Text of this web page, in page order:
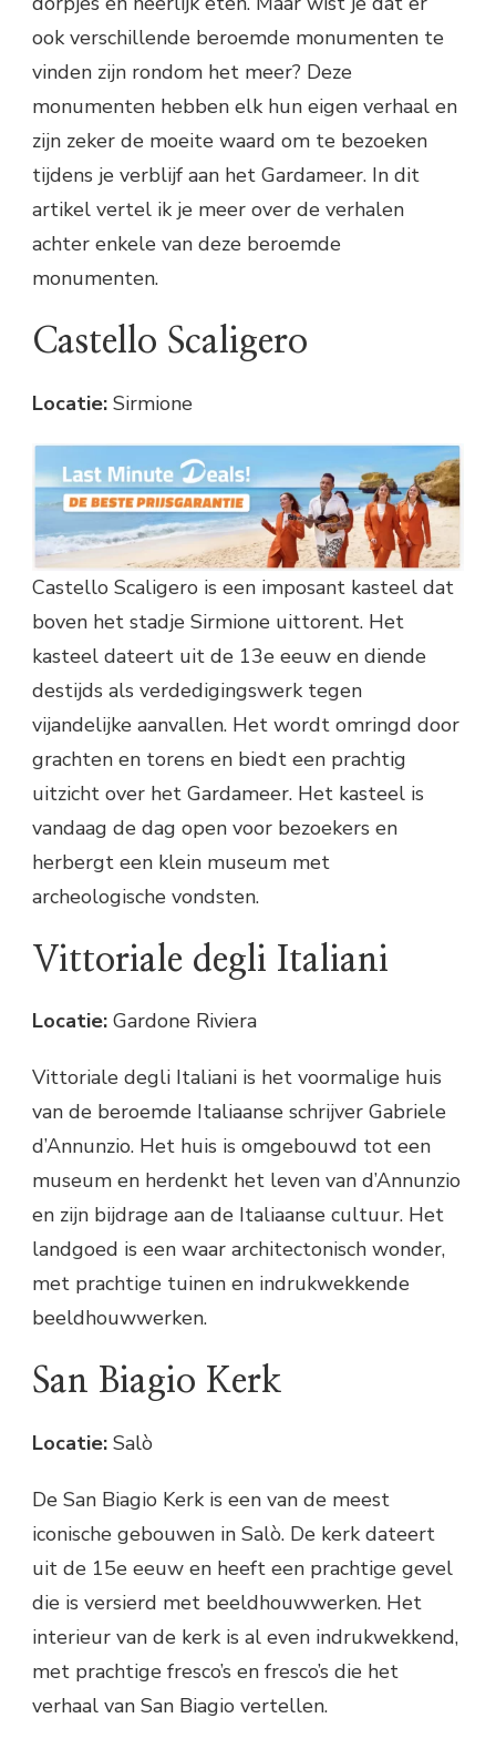
ook verschillende beroemde monumenten te
vinden zijn rondom het meer? Deze
monumenten hebben elk hun eigen verhaal en
zijn zeker de moeite waard om te bezoeken
tijdens je verblijf aan het Gardameer. In dit
artikel vertel ik je meer over de verhalen
achter enkele van deze beroemde
monumenten.
Castello Scaligero
Locatie: Sirmione
Castello Scaligero is een imposant kasteel dat
boven het stadje Sirmione uittorent. Het
kasteel dateert uit de 13e eeuw en diende
destijds als verdedigingswerk tegen
vijandelijke aanvallen. Het wordt omringd door
grachten en torens en biedt een prachtig
uitzicht over het Gardameer. Het kasteel is
vandaag de dag open voor bezoekers en
herbergt een klein museum met
archeologische vondsten.
Vittoriale degli Italiani
Locatie: Gardone Riviera
Vittoriale degli Italiani is het voormalige huis
van de beroemde Italiaanse schrijver Gabriele
d’Annunzio. Het huis is omgebouwd tot een
museum en herdenkt het leven van d’Annunzio
en zijn bijdrage aan de Italiaanse cultuur. Het
landgoed is een waar architectonisch wonder,
met prachtige tuinen en indrukwekkende
beeldhouwwerken.
San Biagio Kerk
Locatie: Salò
De San Biagio Kerk is een van de meest
iconische gebouwen in Salò. De kerk dateert
uit de 15e eeuw en heeft een prachtige gevel
die is versierd met beeldhouwwerken. Het
interieur van de kerk is al even indrukwekkend,
met prachtige fresco’s en fresco’s die het
verhaal van San Biagio vertellen.